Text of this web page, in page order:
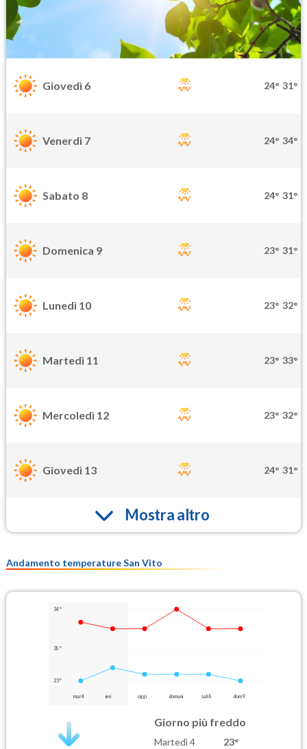
Giovedì 6 24° 31°
Venerdì 7 24° 34°
Sabato 8 24° 31°
Domenica 9 23° 31°
Lunedì 10 23° 32°
Martedì 11 23° 33°
Mercoledì 12 23° 32°
Giovedì 13 24° 31°
Mostra altro
Andamento temperature San Vito
34°
28°
23°
mar 4 ieri oggi domani sab 8 dom 9
Giorno più freddo
Martedì 4 23°